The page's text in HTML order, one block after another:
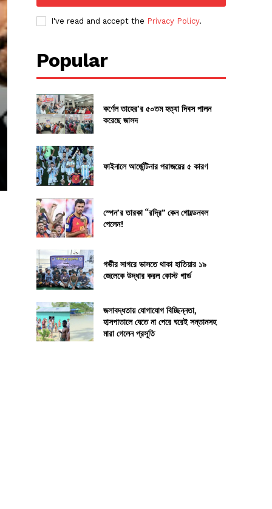
I've read and accept the Privacy Policy.
Popular
কর্ণেল তাহের’র ৫০তম হত্যা দিবস পালন
করেছে জাসদ
ফাইনালে আর্জেন্টিনার পরাজয়ের ৫ কারণ
স্পেন’র তারকা “রদ্রি” কেন গোল্ডেনবল
পেলেন!
গভীর সাগরে ভাসতে থাকা হাতিয়ার ১৯
জেলেকে উদ্ধার করল কোস্ট গার্ড
জলাবদ্ধতায় যোগাযোগ বিচ্ছিন্নতা,
হাসপাতালে যেতে না পেরে ঘরেই সন্তানসহ
মারা গেলেন প্রসূতি